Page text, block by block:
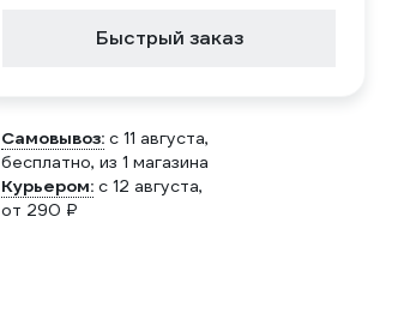
Быстрый заказ
Самовывоз: c 11 августа,
бесплатно, из 1 магазина
Курьером: c 12 августа,
от 290 ₽